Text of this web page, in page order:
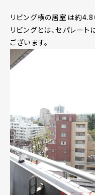
リビング横の居室は約4.8
リビングとは、セパレー
ございます。